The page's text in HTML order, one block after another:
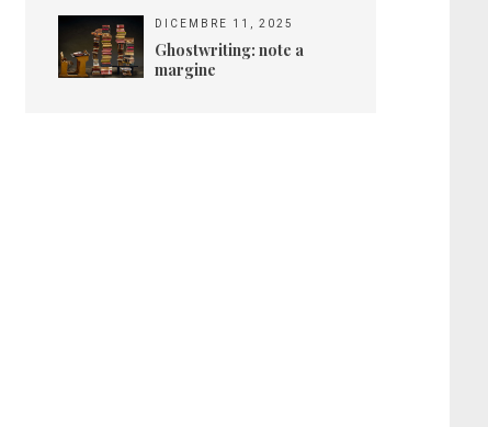
DICEMBRE 11, 2025
Ghostwriting: note a
margine